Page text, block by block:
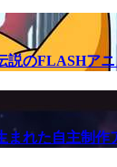
説のFLASHア
れた自主制作